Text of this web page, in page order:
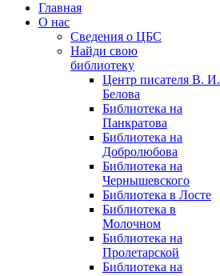
Главная
О нас
Сведения о ЦБС
Найди свою
библиотеку
Центр писателя В. И.
Белова
Библиотека на
Панкратова
Библиотека на
Добролюбова
Библиотека на
Чернышевского
Библиотека в Лосте
Библиотека в
Молочном
Библиотека на
Пролетарской
Библиотека на